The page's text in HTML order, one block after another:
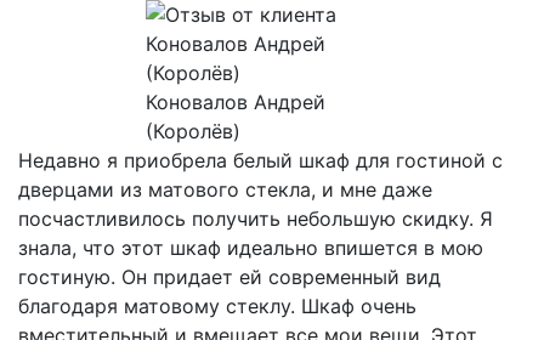
Коновалов Андрей
(Королёв)
Недавно я приобрела белый шкаф для гостиной с
дверцами из матового стекла, и мне даже
посчастливилось получить небольшую скидку. Я
знала, что этот шкаф идеально впишется в мою
гостиную. Он придает ей современный вид
благодаря матовому стеклу. Шкаф очень
вместительный и вмещает все мои вещи. Этот